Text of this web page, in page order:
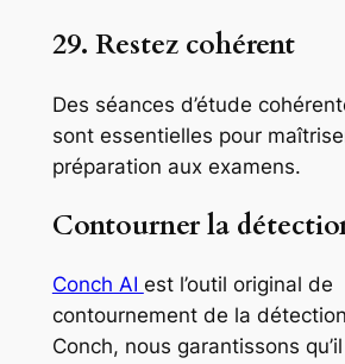
29. Restez cohérent
Des séances d’étude
sont essentielles pour
préparation aux examens.
Contourner la
Conch AI est l’outil original de
contournement de la
Conch, nous garantissons